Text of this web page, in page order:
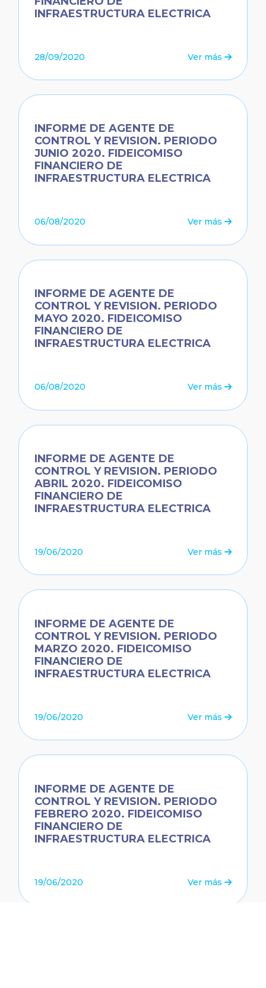
INFRAESTRUCTURA ELECTRICA
28/09/2020 Ver más
INFORME DE AGENTE DE
CONTROL Y REVISION. PERIODO
JUNIO 2020. FIDEICOMISO
FINANCIERO DE
INFRAESTRUCTURA ELECTRICA
06/08/2020 Ver más
INFORME DE AGENTE DE
CONTROL Y REVISION. PERIODO
MAYO 2020. FIDEICOMISO
FINANCIERO DE
INFRAESTRUCTURA ELECTRICA
06/08/2020 Ver más
INFORME DE AGENTE DE
CONTROL Y REVISION. PERIODO
ABRIL 2020. FIDEICOMISO
FINANCIERO DE
INFRAESTRUCTURA ELECTRICA
19/06/2020 Ver más
INFORME DE AGENTE DE
CONTROL Y REVISION. PERIODO
MARZO 2020. FIDEICOMISO
FINANCIERO DE
INFRAESTRUCTURA ELECTRICA
19/06/2020 Ver más
INFORME DE AGENTE DE
CONTROL Y REVISION. PERIODO
FEBRERO 2020. FIDEICOMISO
FINANCIERO DE
INFRAESTRUCTURA ELECTRICA
19/06/2020 Ver más